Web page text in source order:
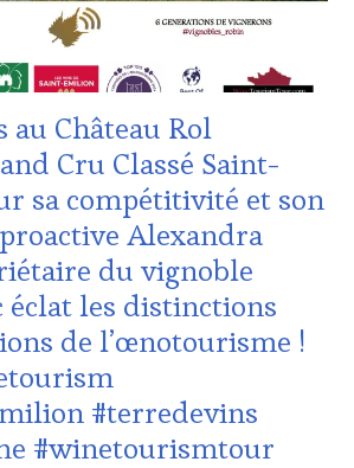
au Château Rol
Cru Classé Saint-
sa compétitivité et son
Alexandra
du vignoble
éclat les distinctions
de l’œnotourisme !
#terredevins
#winetourismtour